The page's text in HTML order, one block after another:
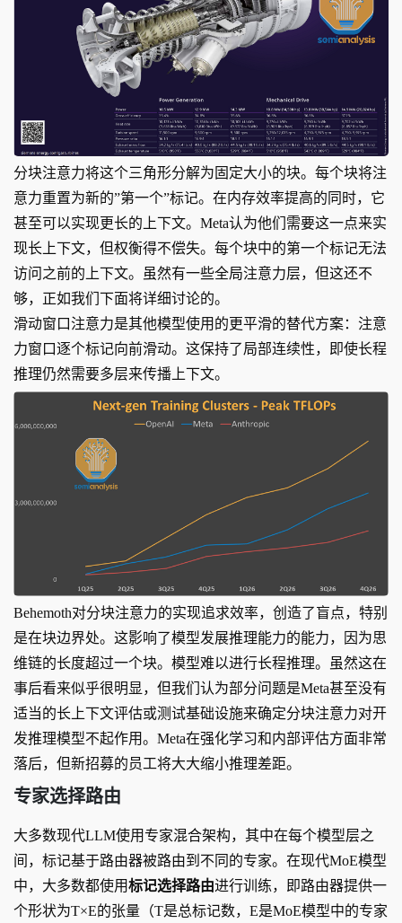
分块注意力将这个三角形分解为固定大小的块。每个块将注
意力重置为新的”第一个”标记。在内存效率提高的同时，它
甚至可以实现更长的上下文。Meta认为他们需要这一点来实
现长上下文，但权衡得不偿失。每个块中的第一个标记无法
访问之前的上下文。虽然有一些全局注意力层，但这还不
够，正如我们下面将详细讨论的。
滑动窗口注意力是其他模型使用的更平滑的替代方案：注意
力窗口逐个标记向前滑动。这保持了局部连续性，即使长程
推理仍然需要多层来传播上下文。
Behemoth对分块注意力的实现追求效率，创造了盲点，特别
是在块边界处。这影响了模型发展推理能力的能力，因为思
维链的长度超过一个块。模型难以进行长程推理。虽然这在
事后看来似乎很明显，但我们认为部分问题是Meta甚至没有
适当的长上下文评估或测试基础设施来确定分块注意力对开
发推理模型不起作用。Meta在强化学习和内部评估方面非常
落后，但新招募的员工将大大缩小推理差距。
专家选择路由
大多数现代LLM使用专家混合架构，其中在每个模型层之
间，标记基于路由器被路由到不同的专家。在现代MoE模型
中，大多数都使用标记选择路由进行训练，即路由器提供一
个形状为T×E的张量（T是总标记数，E是MoE模型中的专家